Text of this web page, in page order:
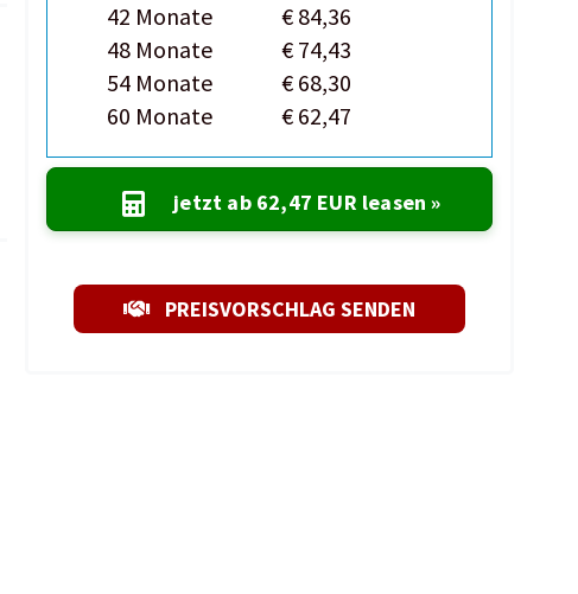
42 Monate
€ 84,36
48 Monate
€ 74,43
54 Monate
€ 68,30
60 Monate
€ 62,47
jetzt ab 62,47 EUR leasen »
PREISVORSCHLAG SENDEN